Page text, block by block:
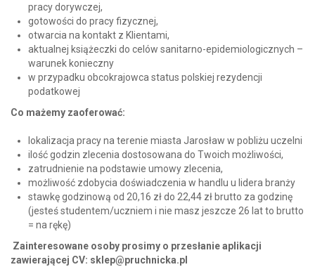
pracy dorywczej,
gotowości do pracy fizycznej,
otwarcia na kontakt z Klientami,
aktualnej książeczki do celów sanitarno-epidemiologicznych –
warunek konieczny
w przypadku obcokrajowca status polskiej rezydencji
podatkowej
Co mażemy zaoferować:
lokalizacja pracy na terenie miasta Jarosław w pobliżu uczelni
ilość godzin zlecenia dostosowana do Twoich możliwości,
zatrudnienie na podstawie umowy zlecenia,
możliwość zdobycia doświadczenia w handlu u lidera branży
stawkę godzinową od 20,16 zł do 22,44 zł brutto za godzinę
(jesteś studentem/uczniem i nie masz jeszcze 26 lat to brutto
= na rękę)
Zainteresowane osoby prosimy o przesłanie aplikacji
zawierającej CV: sklep@pruchnicka.pl